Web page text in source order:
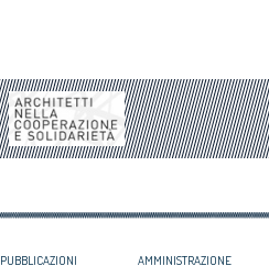
degradate
Architetti: 'Comune e Consiglio di Stato,
svilito interesse pubblico'
PUBBLICAZIONI AMMINISTRAZIONE